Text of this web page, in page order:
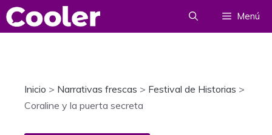
Saltar
al
Menú
Inicio > Narrativas frescas > Festival de Historias >
Coraline y la puerta secreta